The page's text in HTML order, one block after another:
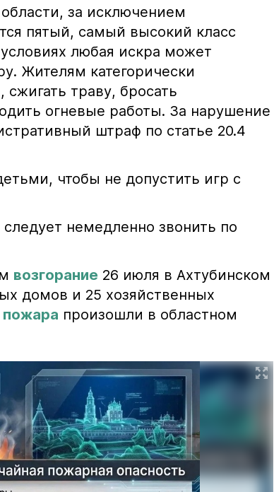
за исключением
пятый, самый высокий класс
любая искра может
Жителям категорически
траву, бросать
огневые работы. За нарушение
штраф по статье 20.4
чтобы не допустить игр с
немедленно звонить по
возгорание 26 июля в Ахтубинском
домов и 25 хозяйственных
пожара произошли в областном